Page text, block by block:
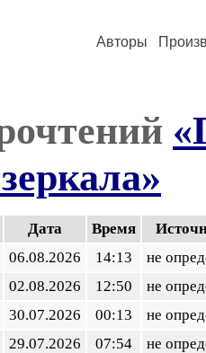
Авторы
Дата Время
06.08.2026 14:13
не
02.08.2026 12:50
не
30.07.2026 00:13
не
29.07.2026 07:54
не